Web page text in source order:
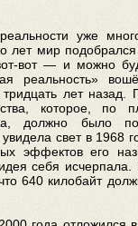
уже
лет мир подобрался
вот — и можно
реальность»
лет назад.
которое, по
должно было
свет в 1968
эффектов его
себя исчерпала.
640 килобайт